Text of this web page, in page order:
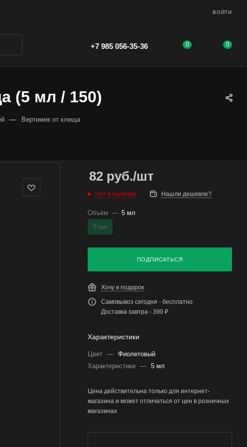
ВОЙТИ
+7 985 056-35-36 0 0
(5 мл / 150)
— Вертимек от клеща
82 руб./шт
Нет в наличии Нашли дешевле?
Объём — 5 мл
5 мл
ПОДПИСАТЬСЯ
Хочу в подарок
Самовывоз сегодня - бесплатно
Доставка завтра - 390 ₽
Характеристики
Цвет — Фиолетовый
Характеристики — 5 мл
Цена действительна только для интернет-
магазина и может отличаться от цен в розничных
магазинах